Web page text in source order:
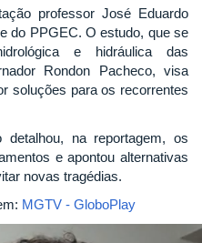
professor José Eduardo
do PPGEC. O estudo, que se
e hidráulica das
Rondon Pacheco, visa
soluções para os recorrentes
na reportagem, os
e apontou alternativas
novas tragédias.
MGTV - GloboPlay